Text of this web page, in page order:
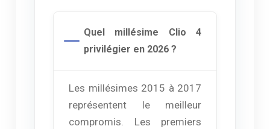
Quel millésime Clio 4
privilégier en 2026 ?
Les millésimes 2015 à 2017
représentent le meilleur
compromis. Les premiers